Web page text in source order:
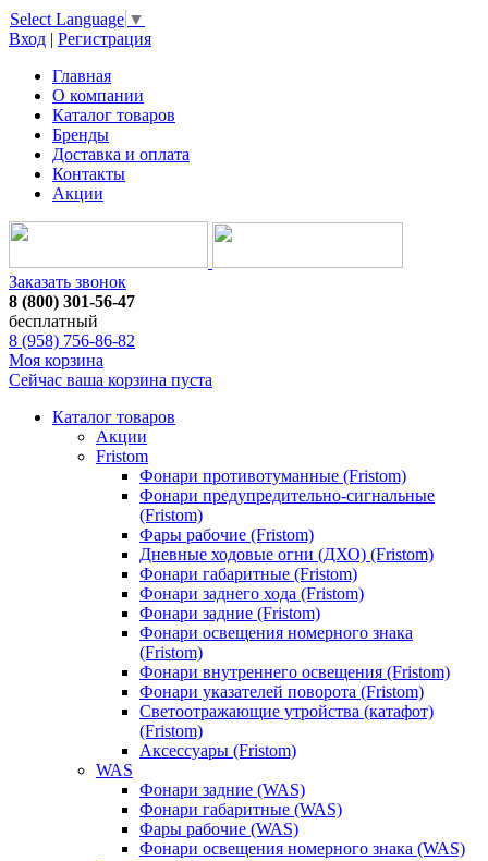
Select Language ▼
Вход | Регистрация
Главная
О компании
Каталог товаров
Бренды
Доставка и оплата
Контакты
Акции
Заказать звонок
8 (800) 301-56-47
бесплатный
8 (958) 756-86-82
Моя корзина
Сейчас ваша корзина пуста
Каталог товаров
Акции
Fristom
Фонари противотуманные (Fristom)
Фонари предупредительно-сигнальные
(Fristom)
Фары рабочие (Fristom)
Дневные ходовые огни (ДХО) (Fristom)
Фонари габаритные (Fristom)
Фонари заднего хода (Fristom)
Фонари задние (Fristom)
Фонари освещения номерного знака
(Fristom)
Фонари внутреннего освещения (Fristom)
Фонари указателей поворота (Fristom)
Светоотражающие утройства (катафот)
(Fristom)
Аксессуары (Fristom)
WAS
Фонари задние (WAS)
Фонари габаритные (WAS)
Фары рабочие (WAS)
Фонари освещения номерного знака (WAS)